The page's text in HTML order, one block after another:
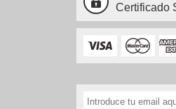
Certificado